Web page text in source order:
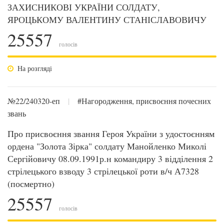
ЗАХИСНИКОВІ УКРАЇНИ СОЛДАТУ,
ЯРОЦЬКОМУ ВАЛЕНТИНУ СТАНІСЛАВОВИЧУ
25557 голосів
На розгляді
№22/240320-еп |
#Нагородження, присвоєння почесних
звань
Про присвоєння звання Героя України з удостоєнням
ордена "Золота Зірка" солдату Манойленко Миколі
Сергійовичу 08.09.1991р.н командиру 3 відділення 2
стрілецького взводу 3 стрілецької роти в/ч А7328
(посмертно)
25557 голосів